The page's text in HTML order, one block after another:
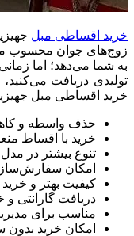
خرید اقساطی مبل
زوج‌های جوان محسوب
به شما می‌دهد؛ اما
تولیدی دریافت می‌کنید،
خرید اقساطی مبل
حذف واسطه و
خرید با اقساط
تنوع بیشتر در
امکان
کیفیت بهتر و خرید
دریافت گارانتی
مناسب برای
امکان خرید بدون